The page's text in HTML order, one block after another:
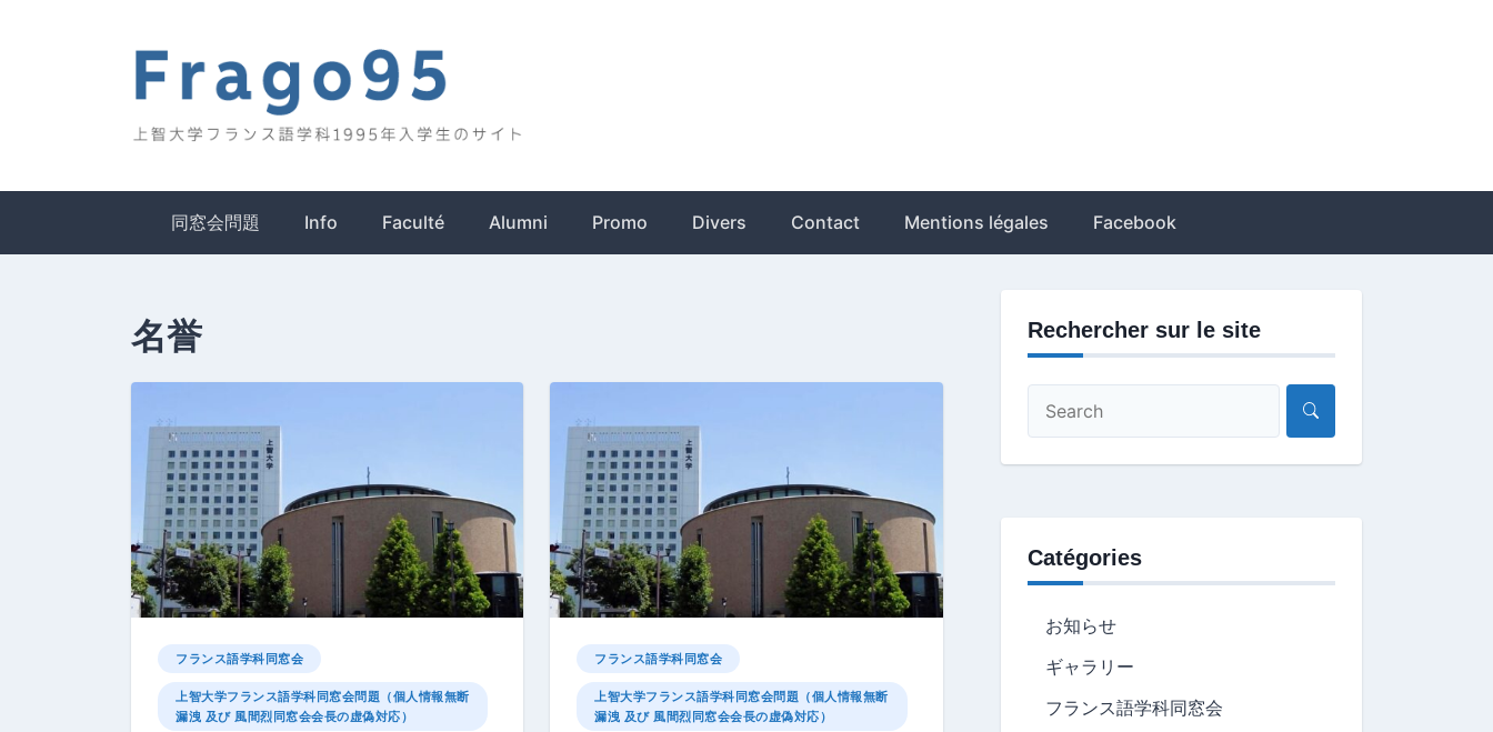
Frago95
同窓会問題 Info Faculté Alumni Promo Divers Contact Mentions légales Facebook
名誉
フランス語学科同窓会
上智大学フランス語学科同窓会問題（個人情報無断
漏洩 及び 風間烈同窓会会長の虚偽対応）
フランス語学科同窓会
上智大学フランス語学科同窓会問題（個人情報無断
漏洩 及び 風間烈同窓会会長の虚偽対応）
Rechercher sur le site
Catégories
お知らせ
ギャラリー
フランス語学科同窓会